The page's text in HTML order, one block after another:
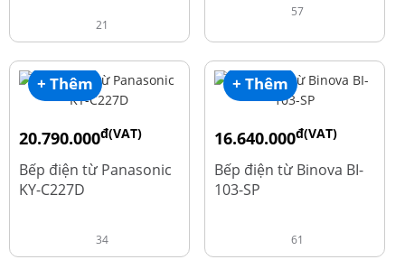
21
57
+ Thêm
20.790.000đ(VAT)
25.990.000
Bếp điện từ Panasonic
KY-C227D
34
+ Thêm
16.640.000đ(VAT)
20.800.000
Bếp điện từ Binova BI-
103-SP
61